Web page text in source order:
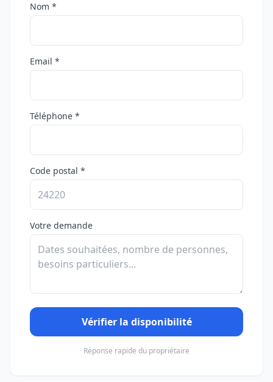
Nom *
Email *
Téléphone *
Code postal *
Votre demande
Vérifier la disponibilité
Réponse rapide du propriétaire